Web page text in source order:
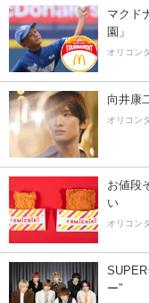
マクド
園」
オリコン
向井康
オリコン
お値段
い
オリコン
ー”